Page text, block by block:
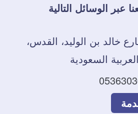
عبر الوسائل التالية
شارع خالد بن الوليد، القدس،
السعودية